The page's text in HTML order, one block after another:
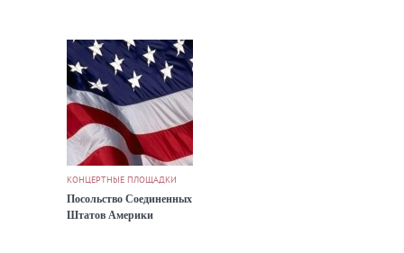
КОНЦЕРТНЫЕ ПЛОЩАДКИ
Посольство Соединенных
Штатов Америки